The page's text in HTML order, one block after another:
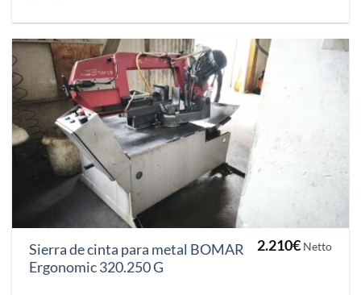
Sierra de cinta para metal BOMAR
Ergonomic 320.250 G
2.210€ Netto